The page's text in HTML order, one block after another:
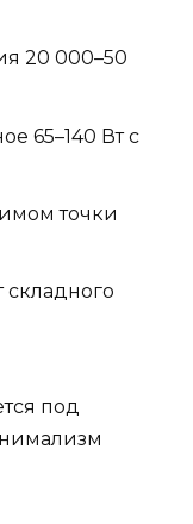
20 000–50
65–140 Вт с
точки
складного
под